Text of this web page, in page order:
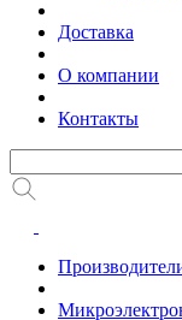
Доставка
О компании
Контакты